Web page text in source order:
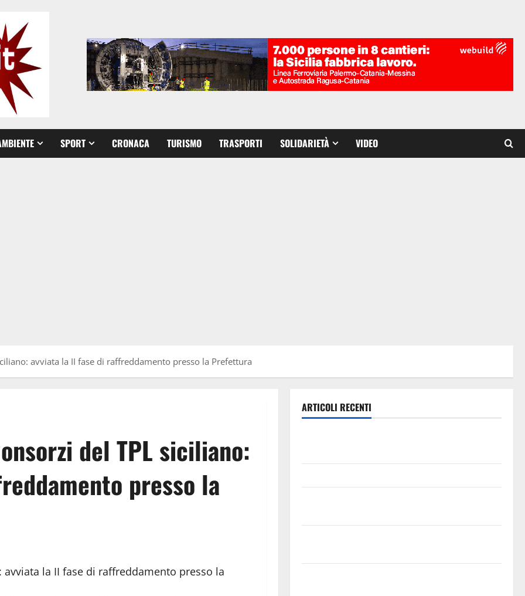
SPORT CRONACA TURISMO TRASPORTI SOLIDARIETÀ VIDEO
avviata la II fase di raffreddamento presso la Prefettura
del TPL siciliano:
presso la
avviata la II fase di raffreddamento presso la
ARTICOLI RECENTI